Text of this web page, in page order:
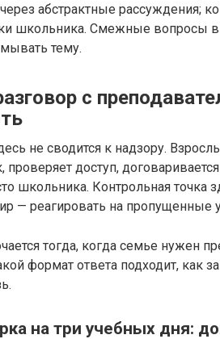
абстрактные рассуждения;
школьника. Смежные вопросы
тему.
с
не сводится к надзору.
проверяет доступ,
школьника. Контрольная точка
— реагировать на пропущенные
тогда, когда семье нужен
формат ответа подходит, как
на три учебных дня: